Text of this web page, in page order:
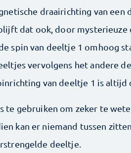
draairichting van
dat ook, door mysterieuze
spin van deeltje 1 omhoog
vervolgens het andere
van deeltje 1 is altijd
te gebruiken om zeker te
kan er niemand tussen
deeltje.